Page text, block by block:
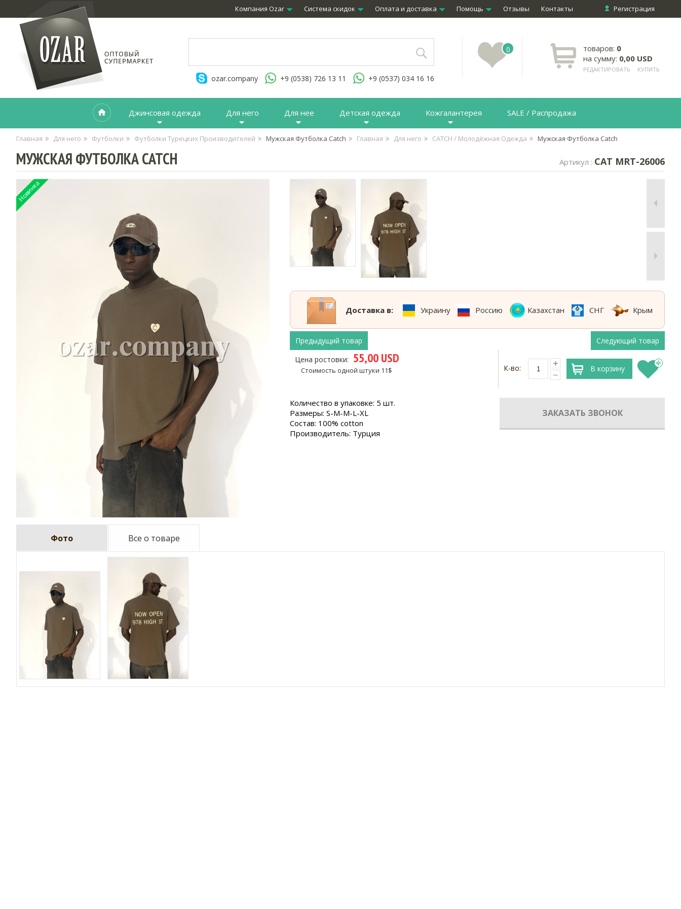
Регистрация
Компания Ozar Система скидок Оплата и доставка Помощь Отзывы Контакты
ozar.company +9 (0538) 726 13 11 +9 (0537) 034 16 16
0 товаров: 0
на сумму: 0,00 USD
РЕДАКТИРОВАТЬ КУПИТЬ
Джинсовая одежда Для него Для нее Детская одежда Кожгалантерея SALE / Распродажа
Главная Для него Футболки Футболки Турецких Производителей Мужская Футболка Catch Главная Для него CATCH / Молодёжная Одежда Мужская Футболка Catch
МУЖСКАЯ ФУТБОЛКА CATCH Артикул : CAT MRT-26006
Доставка в: Украину Россию Казахстан СНГ Крым
Предыдущий товар
Следующий товар
Цена ростовки: 55,00 USD
Стоимость одной штуки 11$ К-во: В корзину
Количество в упаковке: 5 шт.
Размеры: S-M-M-L-XL
Состав: 100% cotton
Производитель: Турция
ЗАКАЗАТЬ ЗВОНОК
Фото Все о товаре